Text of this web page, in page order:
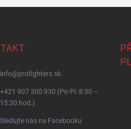
info@profighters.sk
+421 907 300 930 (Po-Pi: 8:30 –
15:30 hod.)
Sledujte nás na Facebooku